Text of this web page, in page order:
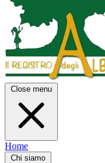
Close menu
Home
Chi siamo